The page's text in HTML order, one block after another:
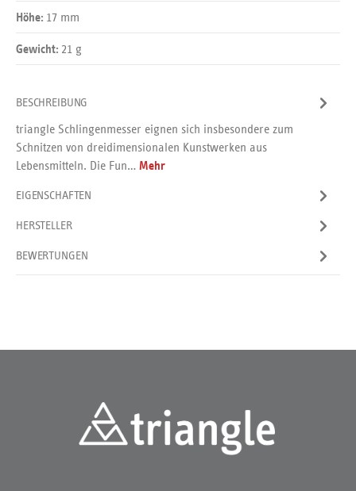
Höhe: 17 mm
Gewicht: 21 g
BESCHREIBUNG
triangle Schlingenmesser eignen sich insbesondere zum
Schnitzen von dreidimensionalen Kunstwerken aus
Lebensmitteln. Die Fun… Mehr
EIGENSCHAFTEN
HERSTELLER
BEWERTUNGEN